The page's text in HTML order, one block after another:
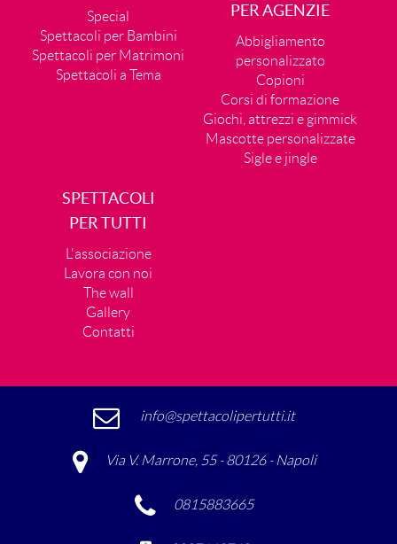
Special
Spettacoli per Bambini
Spettacoli per Matrimoni
Spettacoli a Tema
PER AGENZIE
Abbigliamento
personalizzato
Copioni
Corsi di formazione
Giochi, attrezzi e gimmick
Mascotte personalizzate
Sigle e jingle
SPETTACOLI
PER TUTTI
L'associazione
Lavora con noi
The wall
Gallery
Contatti
info@spettacolipertutti.it
Via V. Marrone, 55 - 80126 - Napoli
0815883665